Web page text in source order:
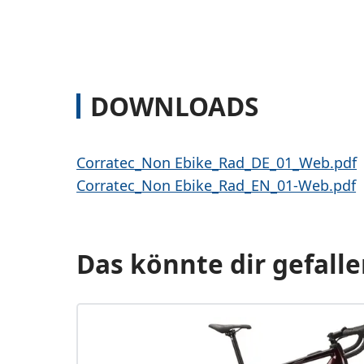
DOWNLOADS
Corratec_Non Ebike_Rad_DE_01_Web.pdf
Corratec_Non Ebike_Rad_EN_01-Web.pdf
Das könnte dir